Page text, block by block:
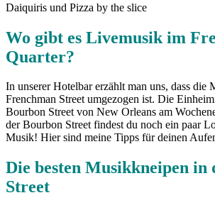
Daiquiris und Pizza by the slice
Wo gibt es Livemusik im
Quarter?
In unserer Hotelbar erzählt man uns, dass die
Frenchman Street umgezogen ist. Die
Bourbon Street von New Orleans am
der Bourbon Street findest du noch ein paar
Musik! Hier sind meine Tipps für deinen
Die besten Musikkneipen in
Street